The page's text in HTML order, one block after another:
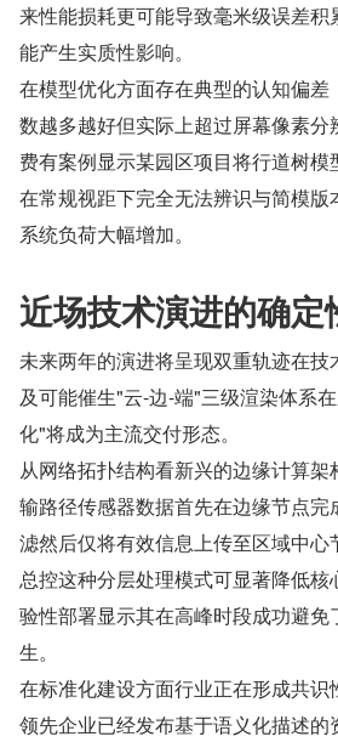
来性能损耗更可能导致毫米级误差
能产生实质性影响。
在模型优化方面存在典型的认知偏
数越多越好但实际上超过屏幕像素分
费有案例显示某园区项目将行道树
在常规视距下完全无法辨识与简模
系统负荷大幅增加。
近场技术演进的确定
未来两年的演进将呈现双重轨迹在
及可能催生"云-边-端"三级渲染体系
化"将成为主流交付形态。
从网络拓扑结构看新兴的边缘计算
输路径传感器数据首先在边缘节点完
滤然后仅将有效信息上传至区域中
总控这种分层处理模式可显著降低
验性部署显示其在高峰时段成功避
生。
在标准化建设方面行业正在形成共
领先企业已经发布基于语义化描述